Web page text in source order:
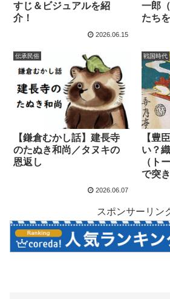
すじ＆ビジュアルを紹
介！
2026.06.15
一郎
たち
伝承民俗
【鎌倉むかし話】建長寺
のたぬき和尚／タヌキの
恩返し
2026.06.07
戦国時代
【豊
い？
（ト
で突
スポンサーリン